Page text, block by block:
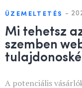
ÜZEMELTETÉS -
Mi tehetsz
szemben
A potenciális